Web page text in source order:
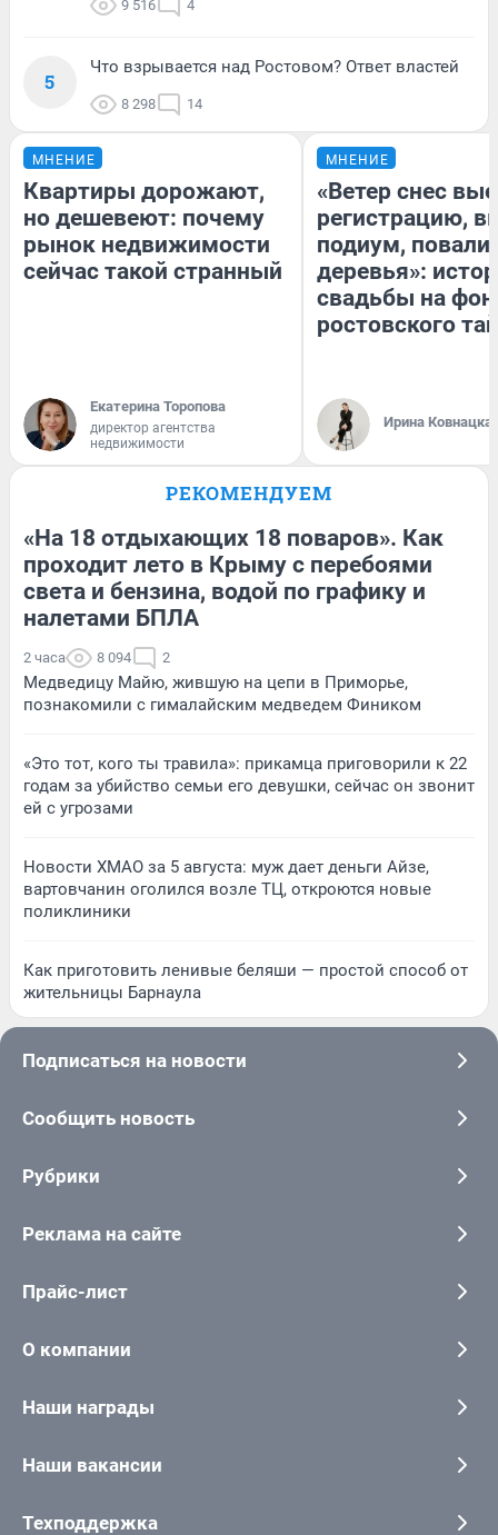
9 516 4
5
Что взрывается над Ростовом? Ответ властей
8 298 14
МНЕНИЕ
Квартиры дорожают,
но дешевеют: почему
рынок недвижимости
сейчас такой странный
Екатерина Торопова
директор агентства
недвижимости
МНЕНИЕ
«Ветер снес
регистрацию,
подиум,
деревья»:
свадьбы на
ростовского
Ирина
РЕКОМЕНДУЕМ
«На 18 отдыхающих 18 поваров». Как
проходит лето в Крыму с перебоями
света и бензина, водой по графику и
налетами БПЛА
2 часа 8 094 2
Медведицу Майю, жившую на цепи в Приморье,
познакомили с гималайским медведем Фиником
«Это тот, кого ты травила»: прикамца приговорили к 22
годам за убийство семьи его девушки, сейчас он звонит
ей с угрозами
Новости ХМАО за 5 августа: муж дает деньги Айзе,
вартовчанин оголился возле ТЦ, откроются новые
поликлиники
Как приготовить ленивые беляши — простой способ от
жительницы Барнаула
Подписаться на новости
Сообщить новость
Рубрики
Реклама на сайте
Прайс-лист
О компании
Наши награды
Наши вакансии
Техподдержка